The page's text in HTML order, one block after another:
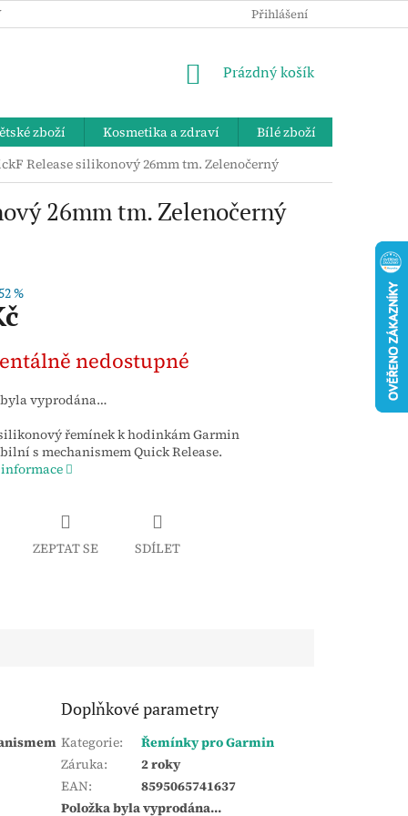
ÚDAJŮ ZPĚTNÝ ODBĚR
Přihlášení
NÁKUPNÍ
Prázdný košík
zboží Kosmetika a zdraví Bílé zboží
Release silikonový 26mm tm. Zelenočerný
26mm tm. Zelenočerný
%
nedostupné
vyprodána…
řemínek k hodinkám Garmin
s mechanismem Quick Release.
ZEPTAT SE SDÍLET
Doplňkové parametry
Kategorie:
Řemínky pro Garmin
Záruka:
2 roky
EAN:
8595065741637
Položka byla vyprodána…